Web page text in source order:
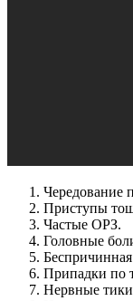
Чередование
Приступы
Частые ОРЗ.
Головные
Припадки по
Нервные